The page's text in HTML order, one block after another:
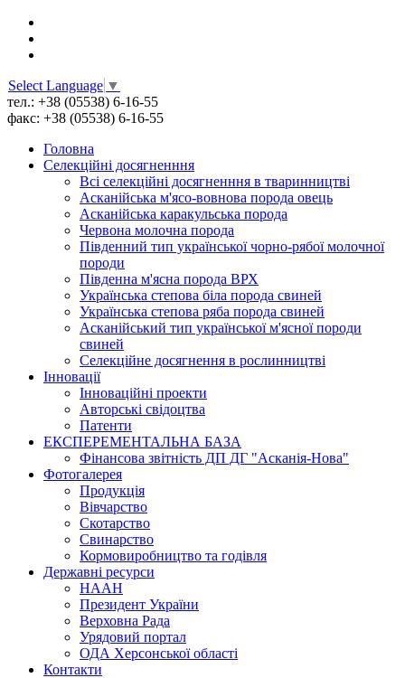
Select Language ▼
тел.: +38 (05538) 6-16-55
факс: +38 (05538) 6-16-55
Головна
Селекційні досягненння
Всі cелекційні досягненння в тваринництві
Асканійська м'ясо-вовнова порода овець
Асканійська каракульська порода
Червона молочна порода
Південний тип української чорно-рябої молочної
породи
Південна м'ясна порода ВРХ
Українська степова біла порода свиней
Українська степова ряба порода свиней
Асканійський тип української м'ясної породи
свиней
Селекційне досягнення в рослинництві
Інновації
Інноваційні проекти
Авторські свідоцтва
Патенти
ЕКСПЕРЕМЕНТАЛЬНА БАЗА
Фінансова звітність ДП ДГ "Асканія-Нова"
Фотогалерея
Продукція
Вівчарство
Скотарство
Свинарство
Кормовиробництво та годівля
Державні ресурси
НААН
Президент України
Верховна Рада
Урядовий портал
ОДА Херсонської області
Контакти